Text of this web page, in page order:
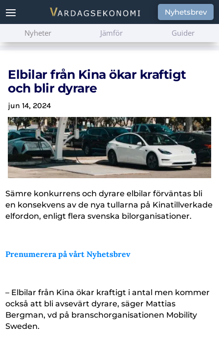
Nyhetsbrev
Nyheter Jämför Guider
Elbilar från Kina ökar kraftigt
och blir dyrare
jun 14, 2024
Sämre konkurrens och dyrare elbilar förväntas bli
en konsekvens av de nya tullarna på Kinatillverkade
elfordon, enligt flera svenska bilorganisationer.
Prenumerera på vårt Nyhetsbrev
– Elbilar från Kina ökar kraftigt i antal men kommer
också att bli avsevärt dyrare, säger Mattias
Bergman, vd på branschorganisationen Mobility
Sweden.